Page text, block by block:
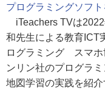
プログラミングソフ
iTeachers TVは
和先生による教育ICT
ログラミング スマホ
ンリン社のプログラ
地図学習の実践を紹介